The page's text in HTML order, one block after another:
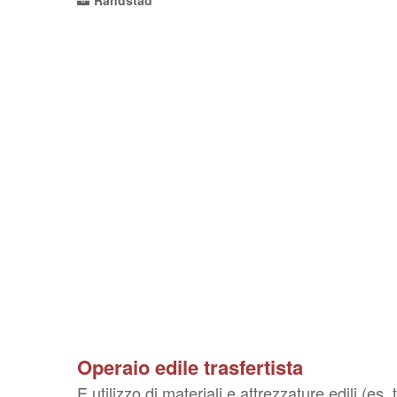
Operaio edile trasfertista